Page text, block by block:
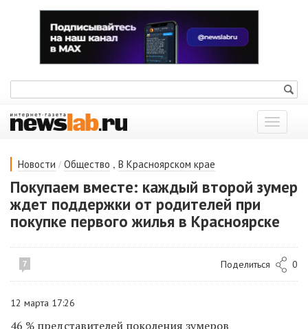
Показать
меню
Новости / Общество , В Красноярском крае
Покупаем вместе: каждый второй зумер
ждет поддержки от родителей при
покупке первого жилья в Красноярске
7 Поделиться 0
12 марта 17:26
46 % представителей поколения зумеров